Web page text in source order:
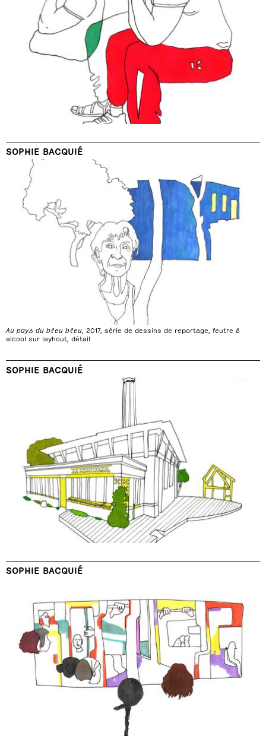
SOPHIE BACQUIÉ
Au pays du bleu bleu , 2017, série de dessins de reportage, feutre à
alcool sur layhout, détail
SOPHIE BACQUIÉ
SOPHIE BACQUIÉ